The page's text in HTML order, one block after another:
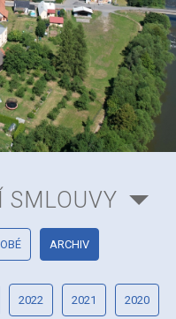
SMLOUVY
ARCHIV
2022 2021 2020